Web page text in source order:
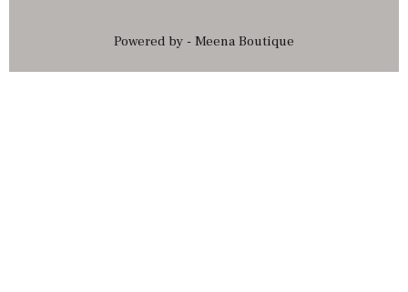
Powered by - Meena Boutique